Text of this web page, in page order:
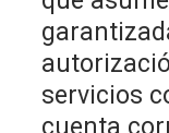
servicios
cuenta